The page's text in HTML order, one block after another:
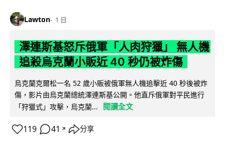
Lawton 1 日
澤連斯基怒斥俄軍「人肉狩獵」 無人機
追殺烏克蘭小販近 40 秒仍被炸傷
烏克蘭克爾松一名 52 歲小販被俄軍無人機追擊近 40 秒後被炸
傷，影片由烏克蘭總統澤連斯基公開。他直斥俄軍對平民進行
「狩獵式」攻擊，烏克蘭...
閱讀全文
119 41 ↗ 分享